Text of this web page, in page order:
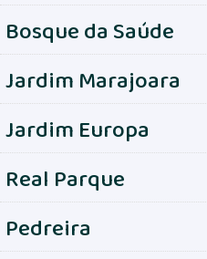
Bosque da Saúde
Jardim Marajoara
Jardim Europa
Real Parque
Pedreira